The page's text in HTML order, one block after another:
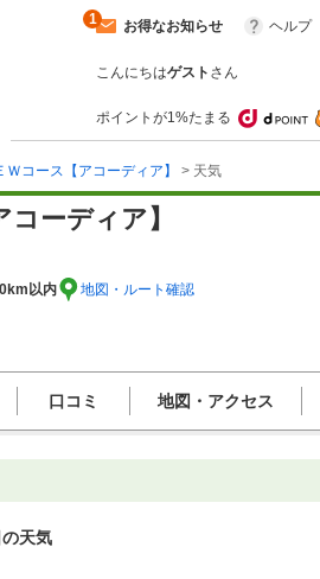
お得なお知らせ
1 ヘルプ
こんにちはゲスト さん
ポイントが1%たまる
コース【アコーディア】 > 天気
ーディア】
以内 地図・ルート確認
口コミ 地図・アクセス
天気